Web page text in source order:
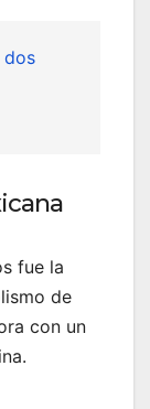
dos
fue la
de
con un